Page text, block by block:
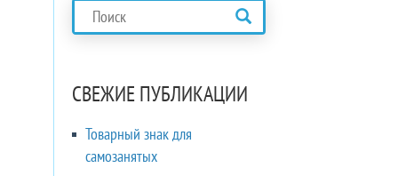
СВЕЖИЕ ПУБЛИКАЦИИ
Товарный знак для
самозанятых